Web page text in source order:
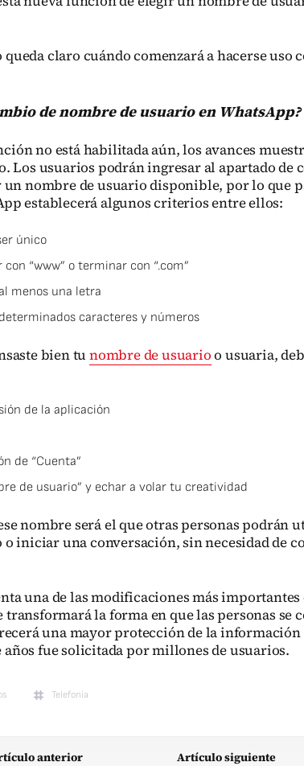
claro cuándo comenzará a hacerse uso
de nombre de usuario en WhatsApp?
no está habilitada aún, los avances
Los usuarios podrán ingresar al apartado de
un nombre de usuario disponible, por lo que
establecerá algunos criterios entre ellos:
único
“www” o terminar con “.com”
menos una letra
caracteres y números
bien tunombre de usuarioo usuaria,
de la aplicación
de “Cuenta”
de usuario” y echar a volar tu creatividad
nombre será el que otras personas podrán
iniciar una conversación, sin necesidad de
una de las modificaciones más
transformará la forma en que las personas se
una mayor protección de la
fue solicitada por millones de usuarios.
Telefonía
anterior Artículo siguiente